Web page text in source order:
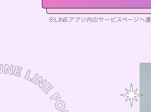
※LINEアプリ内のサービスページへ